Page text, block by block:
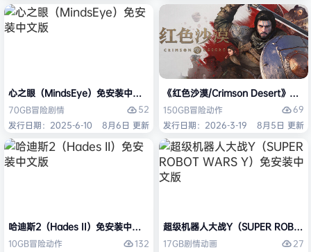
心之眼（MindsEye）免安装中文版
70GB冒险剧情
52
发行日期：2025-6-10
8月6日 更新
《红色沙漠/Crimson Desert》免安
150GB冒险动作
69
发行日期：2026-3-19
8月5日 更新
哈迪斯2（Hades II）免安装中文版
10GB冒险动作
132
超级机器人大战Y（SUPER
17GB剧情动画
27